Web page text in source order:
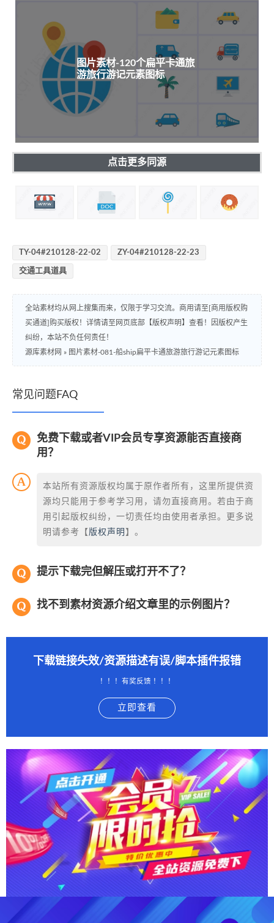
图片素材-120个扁平卡通旅
游旅行游记元素图标
点击更多同源
TY-04#210128-22-02 ZY-04#210128-22-23
交通工具道具
全站素材均从网上搜集而来，仅限于学习交流。商用请至[商用版权购
买通道]购买版权！详情请至网页底部【版权声明】查看！因版权产生
纠纷，本站不负任何责任！
源库素材网 » 图片素材-081-船ship扁平卡通旅游旅行游记元素图标
常见问题FAQ
免费下载或者VIP会员专享资源能否直接商
用？
本站所有资源版权均属于原作者所有，这里所提供资
源均只能用于参考学习用，请勿直接商用。若由于商
用引起版权纠纷，一切责任均由使用者承担。更多说
明请参考【 版权声明 】。
提示下载完但解压或打开不了？
找不到素材资源介绍文章里的示例图片？
下载链接失效/资源描述有误/脚本插件报错
！！！有奖反馈 ！！！
立即查看